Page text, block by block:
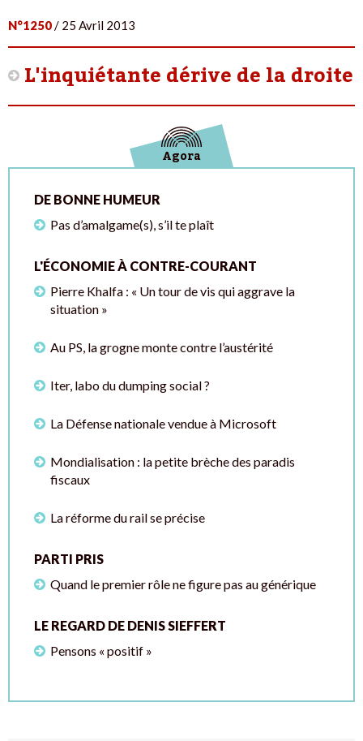
N°1250 / 25 Avril 2013
L'inquiétante dérive de la droite
Agora
DE BONNE HUMEUR
Pas d’amalgame(s), s’il te plaît
L'ÉCONOMIE À CONTRE-COURANT
Pierre Khalfa : « Un tour de vis qui aggrave la
situation »
Au PS, la grogne monte contre l’austérité
Iter, labo du dumping social ?
La Défense nationale vendue à Microsoft
Mondialisation : la petite brèche des paradis
fiscaux
La réforme du rail se précise
PARTI PRIS
Quand le premier rôle ne figure pas au générique
LE REGARD DE DENIS SIEFFERT
Pensons « positif »